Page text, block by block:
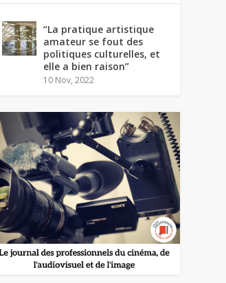
“La pratique artistique
amateur se fout des
politiques culturelles, et
elle a bien raison”
10 Nov, 2022